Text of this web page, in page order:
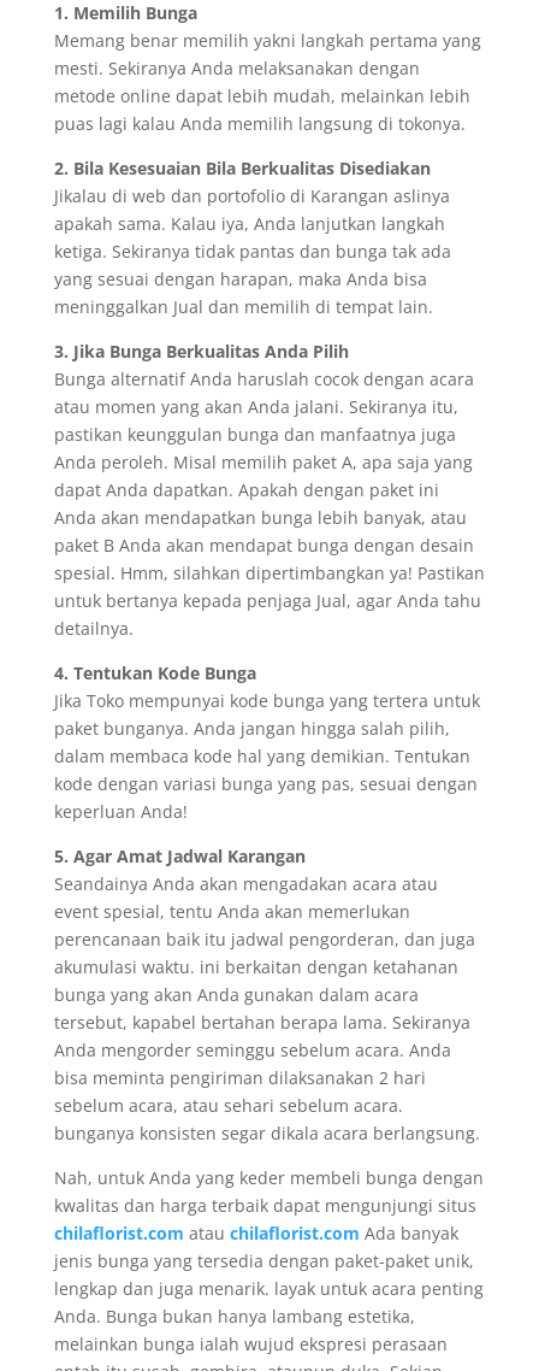
1. Memilih Bunga
Memang benar memilih yakni langkah pertama yang
mesti. Sekiranya Anda melaksanakan dengan
metode online dapat lebih mudah, melainkan lebih
puas lagi kalau Anda memilih langsung di tokonya.
2. Bila Kesesuaian Bila Berkualitas Disediakan
Jikalau di web dan portofolio di Karangan aslinya
apakah sama. Kalau iya, Anda lanjutkan langkah
ketiga. Sekiranya tidak pantas dan bunga tak ada
yang sesuai dengan harapan, maka Anda bisa
meninggalkan Jual dan memilih di tempat lain.
3. Jika Bunga Berkualitas Anda Pilih
Bunga alternatif Anda haruslah cocok dengan acara
atau momen yang akan Anda jalani. Sekiranya itu,
pastikan keunggulan bunga dan manfaatnya juga
Anda peroleh. Misal memilih paket A, apa saja yang
dapat Anda dapatkan. Apakah dengan paket ini
Anda akan mendapatkan bunga lebih banyak, atau
paket B Anda akan mendapat bunga dengan desain
spesial. Hmm, silahkan dipertimbangkan ya! Pastikan
untuk bertanya kepada penjaga Jual, agar Anda tahu
detailnya.
4. Tentukan Kode Bunga
Jika Toko mempunyai kode bunga yang tertera untuk
paket bunganya. Anda jangan hingga salah pilih,
dalam membaca kode hal yang demikian. Tentukan
kode dengan variasi bunga yang pas, sesuai dengan
keperluan Anda!
5. Agar Amat Jadwal Karangan
Seandainya Anda akan mengadakan acara atau
event spesial, tentu Anda akan memerlukan
perencanaan baik itu jadwal pengorderan, dan juga
akumulasi waktu. ini berkaitan dengan ketahanan
bunga yang akan Anda gunakan dalam acara
tersebut, kapabel bertahan berapa lama. Sekiranya
Anda mengorder seminggu sebelum acara. Anda
bisa meminta pengiriman dilaksanakan 2 hari
sebelum acara, atau sehari sebelum acara.
bunganya konsisten segar dikala acara berlangsung.
Nah, untuk Anda yang keder membeli bunga dengan
kwalitas dan harga terbaik dapat mengunjungi situs
chilaflorist.com atau chilaflorist.com Ada banyak
jenis bunga yang tersedia dengan paket-paket unik,
lengkap dan juga menarik. layak untuk acara penting
Anda. Bunga bukan hanya lambang estetika,
melainkan bunga ialah wujud ekspresi perasaan